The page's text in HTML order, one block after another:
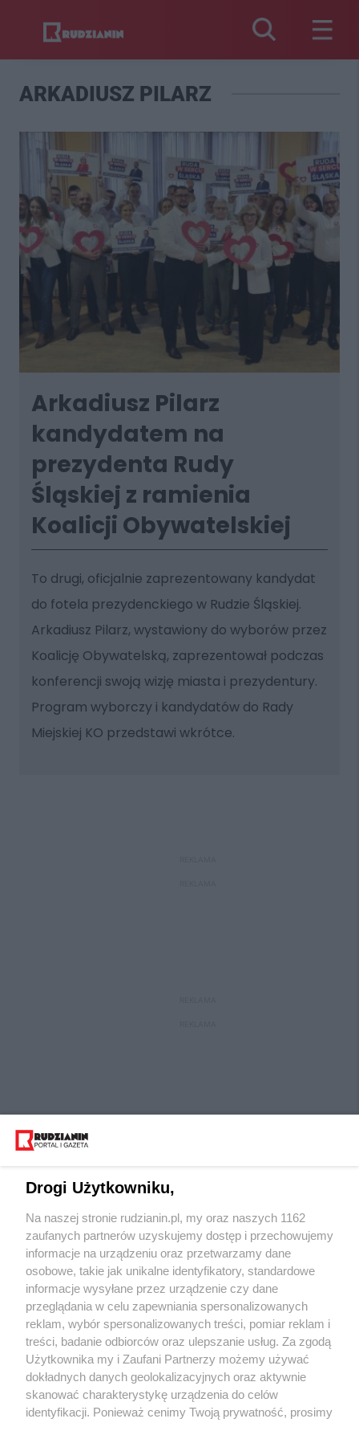
ARKADIUSZ PILARZ
Arkadiusz Pilarz
kandydatem na
prezydenta Rudy
Śląskiej z ramienia
Koalicji Obywatelskiej
To drugi, oficjalnie zaprezentowany kandydat
do fotela prezydenckiego w Rudzie Śląskiej.
Arkadiusz Pilarz, wystawiony do wyborów przez
Koalicję Obywatelską, zaprezentował podczas
konferencji swoją wizję miasta i prezydentury.
Program wyborczy i kandydatów do Rady
Miejskiej KO przedstawi wkrótce.
Wydawca mediów lokalnych
Nie zapomnij
zapoznać się z:
polityką prywatności regulamin korzystania z portali
Twojemiasto
Piekary Śląskie
Chorzów
Tarnowskie Góry
Skontaktuj sięz nami
Kontakt
Wydawca
Redakcja
Drogi Użytkowniku,
Na naszej stronie rudzianin.pl, my oraz naszych 1162
zaufanych partnerów uzyskujemy dostęp i przechowujemy
informacje na urządzeniu oraz przetwarzamy dane
osobowe, takie jak unikalne identyfikatory, standardowe
informacje wysyłane przez urządzenie czy dane
przeglądania w celu zapewniania spersonalizowanych
reklam, wybór spersonalizowanych treści, pomiar reklam i
treści, badanie odbiorców oraz ulepszanie usług. Za zgodą
Użytkownika my i Zaufani Partnerzy możemy używać
dokładnych danych geolokalizacyjnych oraz aktywnie
skanować charakterystykę urządzenia do celów
identyfikacji. Ponieważ cenimy Twoją prywatność, prosimy